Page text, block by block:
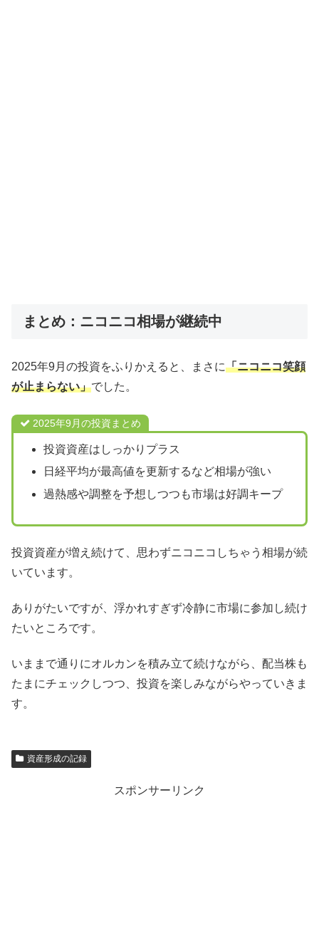
まとめ：ニコニコ相場が継続中
2025年9月の投資をふりかえると、まさに「ニコニコ笑顔
が止まらない」でした。
2025年9月の投資まとめ
投資資産はしっかりプラス
日経平均が最高値を更新するなど相場が強い
過熱感や調整を予想しつつも市場は好調キープ
投資資産が増え続けて、思わずニコニコしちゃう相場が続
いています。
ありがたいですが、浮かれすぎず冷静に市場に参加し続け
たいところです。
いままで通りにオルカンを積み立て続けながら、配当株も
たまにチェックしつつ、投資を楽しみながらやっていきま
す。
資産形成の記録
スポンサーリンク